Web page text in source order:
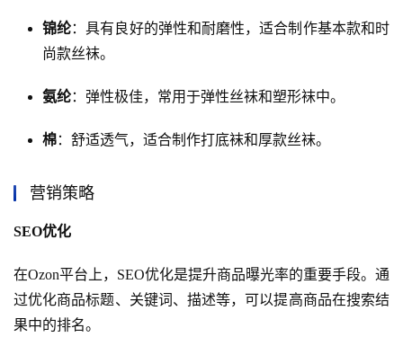
锦纶：具有良好的弹性和耐磨性，适合制作基本款和时
尚款丝袜。
氨纶：弹性极佳，常用于弹性丝袜和塑形袜中。
棉：舒适透气，适合制作打底袜和厚款丝袜。
营销策略
SEO优化
在Ozon平台上，SEO优化是提升商品曝光率的重要手段。通
过优化商品标题、关键词、描述等，可以提高商品在搜索结
果中的排名。